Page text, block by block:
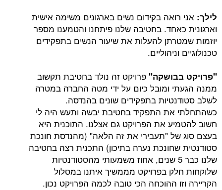
לילך: אני רואה בקידום נשים בארגונים משימה אישית
וארגונית כאחד. בחטיבה שלנו פיתחנו והטמענו מספר
יוזמות שמטרתן להעלות את שיעור הנשים בתפקידים
טכנולוגיים וניהוליים.
"פרויקט בבושקה" פרויקט זה נולד בחטיבת תקשוב
ממנה הגעתי ומובל כיום על ידי מטה החברה במטרה
לשלב סטודנטיות בתפקידים שונים בהנדסה.
כשהתחלתי את התפקיד בחטיבת יבשה ותעש היה לי
חשוב להטמיע את הפרויקט גם אצלנו. התוכנית היא
בעצם סוג של "תעבירי את זה הלאה" (מהנדסת חונכת
סטודנטית שחונכת נערה בתיכון) התכנית רצה בחטיבה
שלנו כבר 5 שנים, אחוז משמעותי מהסטודנטיות
שלוקחות חלק בפרויקט מממשיך איתנו במסלול
הקריירה וזו ההוכחה הכי טובה לכמה הפרויקט נכון.